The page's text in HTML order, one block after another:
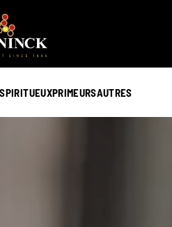
SPIRITUEUXPRIMEURSAUTRES